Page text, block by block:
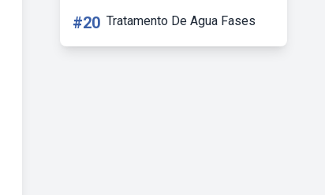
#20 Tratamento De Agua Fases